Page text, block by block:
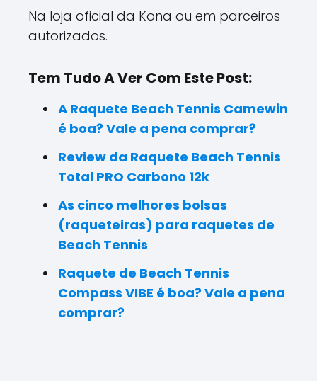
Na loja oficial da Kona ou em parceiros
autorizados.
Tem Tudo A Ver Com Este Post:
A Raquete Beach Tennis Camewin
é boa? Vale a pena comprar?
Review da Raquete Beach Tennis
Total PRO Carbono 12k
As cinco melhores bolsas
(raqueteiras) para raquetes de
Beach Tennis
Raquete de Beach Tennis
Compass VIBE é boa? Vale a pena
comprar?